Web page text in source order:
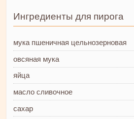
Ингредиенты для пирога
мука пшеничная цельнозерновая
овсяная мука
яйца
масло сливочное
сахар